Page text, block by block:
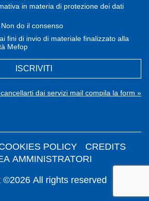
in materia di protezione dei dati
Non do il consenso
fini di invio di materiale finalizzato alla
Mefop
ISCRIVITI
dai servizi mail compila la form »
©2026 All rights reserved
POLICY
CREDITS
AMMINISTRATORI